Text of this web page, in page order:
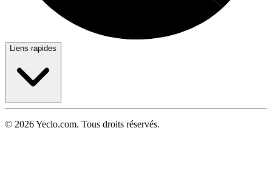
Liens rapides
© 2026 Yeclo.com. Tous droits réservés.